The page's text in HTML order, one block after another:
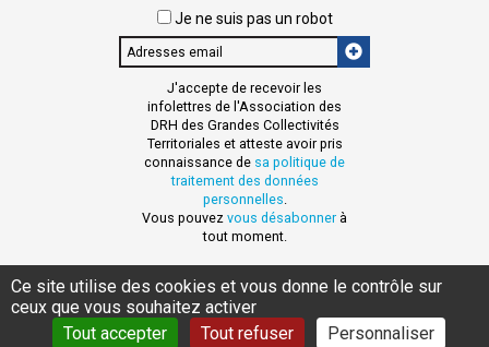
Je ne suis pas un robot
J'accepte de recevoir les
infolettres de l'Association des
DRH des Grandes Collectivités
Territoriales et atteste avoir pris
connaissance de sa politique de
traitement des données
personnelles.
Vous pouvez vous désabonner à
tout moment.
MENTIONS LÉGALES DONNÉES PERSONNELLES
CONTACT
AIDE ET ACCESSIBILITÉ
PLAN DE SITE
Ce site utilise des cookies et vous donne le contrôle sur
ceux que vous souhaitez activer
Tout accepter
Tout refuser Personnaliser